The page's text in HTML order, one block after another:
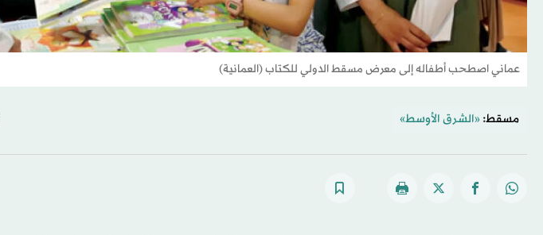
عماني اصطحب أطفاله إلى معرض مسقط الدولي للكتاب (العمانية)
مسقط: «الشرق الأوسط»